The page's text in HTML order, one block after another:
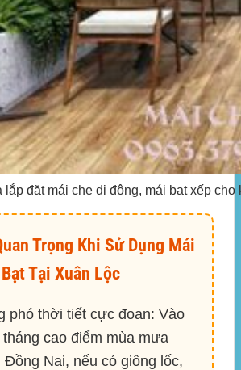
lắp đặt mái che di động, mái bạt xếp
Trọng Khi Sử Dụng Mái
Bạt Tại Xuân Lộc
phó thời tiết cực đoan: Vào
cao điểm mùa mưa
Đồng Nai, nếu có giông lốc,